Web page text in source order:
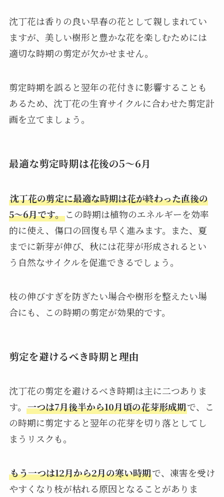
沈丁花は香りの良い早春の花として親しまれてい
ますが、美しい樹形と豊かな花を楽しむためには
適切な時期の剪定が欠かせません。
剪定時期を誤ると翌年の花付きに影響することも
あるため、沈丁花の生育サイクルに合わせた剪定計
画を立てましょう。
最適な剪定時期は花後の5〜6月
沈丁花の剪定に最適な時期は花が終わった直後の
5〜6月です。この時期は植物のエネルギーを効率
的に使え、傷口の回復も早く進みます。また、夏
までに新芽が伸び、秋には花芽が形成されるとい
う自然なサイクルを促進できるでしょう。
枝の伸びすぎを防ぎたい場合や樹形を整えたい場
合にも、この時期の剪定が効果的です。
剪定を避けるべき時期と理由
沈丁花の剪定を避けるべき時期は主に二つありま
す。 一つは7月後半から10月頃の花芽形成期で、こ
の時期に剪定すると翌年の花芽を切り落としてし
まうリスクも。
もう一つは12月から2月の寒い時期で、凍害を受け
やすくなり枝が枯れる原因となることがありま